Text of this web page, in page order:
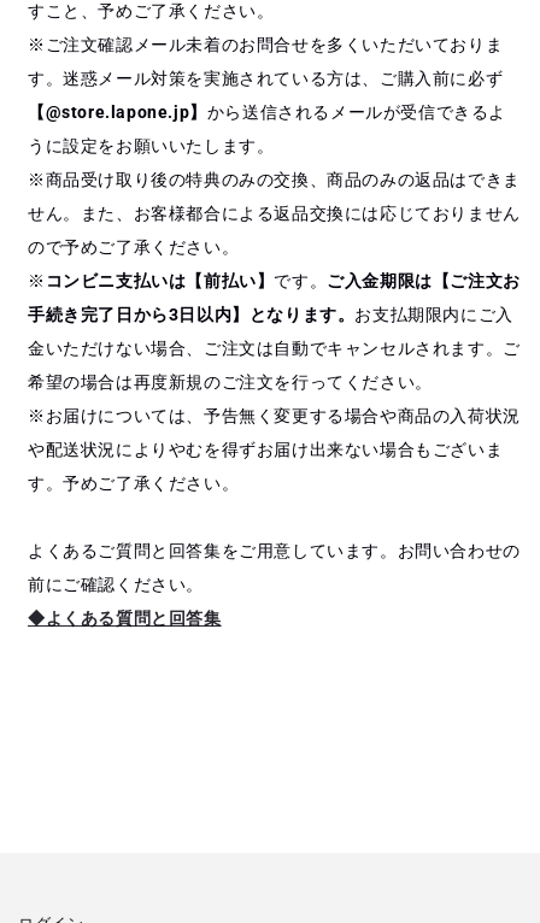
すこと、予めご了承ください。
※ご注文確認メール未着のお問合せを多くいただいておりま
す。迷惑メール対策を実施されている方は、ご購入前に必ず
【@store.lapone.jp】 から送信されるメールが受信できるよ
うに設定をお願いいたします。
※商品受け取り後の特典のみの交換、商品のみの返品はできま
せん。また、お客様都合による返品交換には応じておりません
ので予めご了承ください。
※ コンビニ支払いは【前払い】 です。 ご入金期限は【ご注文お
手続き完了日から3日以内】となります。 お支払期限内にご入
金いただけない場合、ご注文は自動でキャンセルされます。ご
希望の場合は再度新規のご注文を行ってください。
※お届けについては、予告無く変更する場合や商品の入荷状況
や配送状況によりやむを得ずお届け出来ない場合もございま
す。予めご了承ください。
よくあるご質問と回答集をご用意しています。お問い合わせの
前にご確認ください。
◆よくある質問と回答集